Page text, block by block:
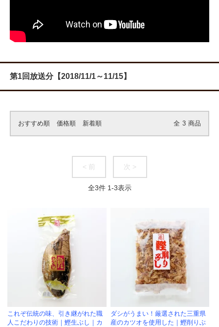
第1回放送分【2018/11/1～11/15】
おすすめ順 価格順 新着順 全 3 商品
< 前 次 >
全3件 1-3表示
これぞ伝統の味、引き継がれた職
人こだわりの技術｜鰹生ぶし｜カ
ダシがうまい！厳選された三重県
産のカツオを使用した｜鰹削りぶ